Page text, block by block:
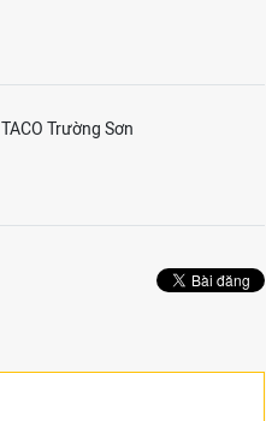
TACO Trường Sơn